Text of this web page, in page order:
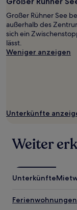
Großer Rühner See
außerhalb des
sich ein
lässt.
Weniger anzeigen
Unterkünfte
Weiter
Unterkünfte